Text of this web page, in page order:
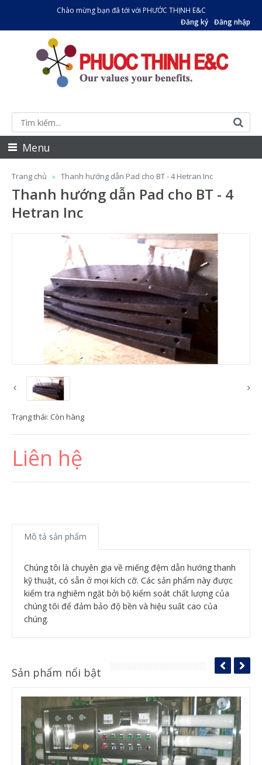
Chào mừng bạn đã tới với PHƯỚC THỊNH E&C
Đăng ký Đăng nhập
Menu
Trang chủ Thanh hướng dẫn Pad cho BT - 4 Hetran Inc
Thanh hướng dẫn Pad cho BT - 4
Hetran Inc
Trạng thái: Còn hàng
Liên hệ
Mô tả sản phẩm
Chúng tôi là chuyên gia về miếng đệm dẫn hướng thanh
kỹ thuật, có sẵn ở mọi kích cỡ. Các sản phẩm này được
kiểm tra nghiêm ngặt bởi bộ kiểm soát chất lượng của
chúng tôi để đảm bảo độ bền và hiệu suất cao của
chúng.
Sản phẩm nổi bật